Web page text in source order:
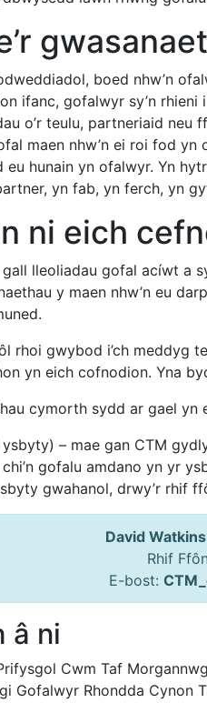
boed nhw’n
ifanc, gofalwyr sy’n
o’r teulu, partneriaid neu
maen nhw’n ei roi fod
hunain yn ofalwyr. Yn
yn fab, yn ferch, yn
ni eich
lleoliadau gofal acíwt a
y maen nhw’n eu
rhoi gwybod i’ch meddyg
yn eich cofnodion. Yna
cymorth sydd ar gael yn
– mae gan CTM
gofalu amdano yn yr
gwahanol, drwy’r rhif
David
Rhif
E-bost:
â ni
Cwm Taf Morgannwg
Gofalwyr Rhondda Cynon